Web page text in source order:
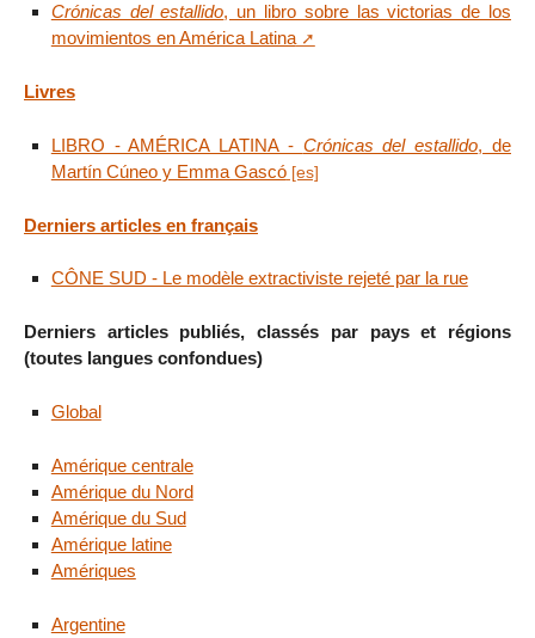
Crónicas del estallido, un libro sobre las victorias de los
movimientos en América Latina
Livres
LIBRO - AMÉRICA LATINA - Crónicas del estallido, de
Martín Cúneo y Emma Gascó
Derniers articles en français
CÔNE SUD - Le modèle extractiviste rejeté par la rue
Derniers articles publiés, classés par pays et régions
(toutes langues confondues)
Global
Amérique centrale
Amérique du Nord
Amérique du Sud
Amérique latine
Amériques
Argentine